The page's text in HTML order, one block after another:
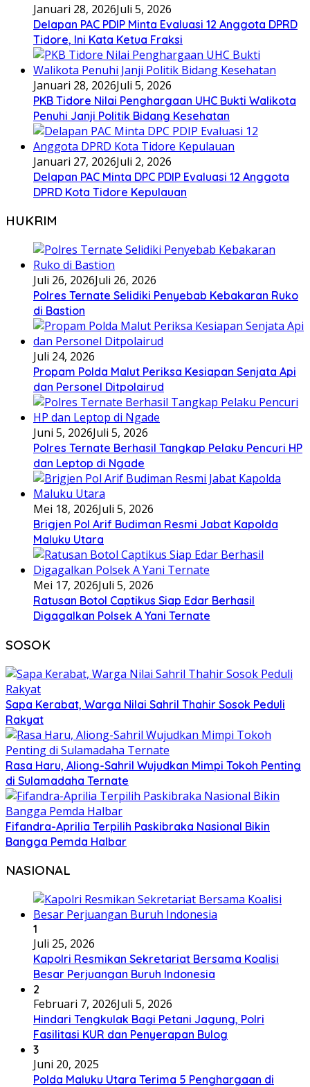
Januari 28, 2026Juli 5, 2026
Delapan PAC PDIP Minta Evaluasi 12 Anggota DPRD
Tidore, Ini Kata Ketua Fraksi
Januari 28, 2026Juli 5, 2026
PKB Tidore Nilai Penghargaan UHC Bukti Walikota
Penuhi Janji Politik Bidang Kesehatan
Januari 27, 2026Juli 2, 2026
Delapan PAC Minta DPC PDIP Evaluasi 12 Anggota
DPRD Kota Tidore Kepulauan
HUKRIM
Juli 26, 2026Juli 26, 2026
Polres Ternate Selidiki Penyebab Kebakaran Ruko
di Bastion
Juli 24, 2026
Propam Polda Malut Periksa Kesiapan Senjata Api
dan Personel Ditpolairud
Juni 5, 2026Juli 5, 2026
Polres Ternate Berhasil Tangkap Pelaku Pencuri HP
dan Leptop di Ngade
Mei 18, 2026Juli 5, 2026
Brigjen Pol Arif Budiman Resmi Jabat Kapolda
Maluku Utara
Mei 17, 2026Juli 5, 2026
Ratusan Botol Captikus Siap Edar Berhasil
Digagalkan Polsek A Yani Ternate
SOSOK
Sapa Kerabat, Warga Nilai Sahril Thahir Sosok Peduli
Rakyat
Rasa Haru, Aliong-Sahril Wujudkan Mimpi Tokoh Penting
di Sulamadaha Ternate
Fifandra-Aprilia Terpilih Paskibraka Nasional Bikin
Bangga Pemda Halbar
NASIONAL
1
Juli 25, 2026
Kapolri Resmikan Sekretariat Bersama Koalisi
Besar Perjuangan Buruh Indonesia
2
Februari 7, 2026Juli 5, 2026
Hindari Tengkulak Bagi Petani Jagung, Polri
Fasilitasi KUR dan Penyerapan Bulog
3
Juni 20, 2025
Polda Maluku Utara Terima 5 Penghargaan di